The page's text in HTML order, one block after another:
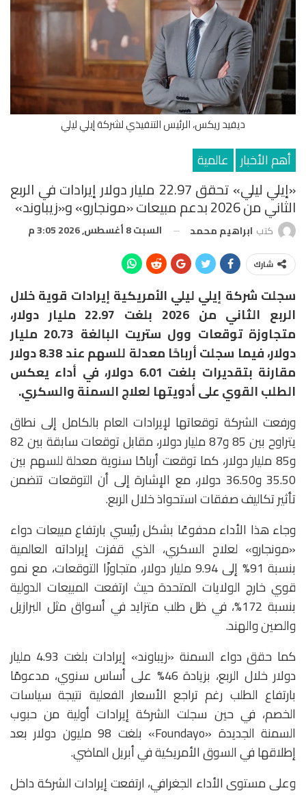
ديفيد ريكس، الرئيس التنفيذي لشركة إيلي ليلي
أهم الأخبار عالمية
«إيلي ليلي» تحقق 22.97 مليار دولار إيرادات في الربع
الثاني من 2026 بدعم مبيعات «مونجارو» و«زيباوند»
كتب ابراهيم محمد السبت 8 أغسطس, 2026 3:05 م
شارك
سجلت شركة إيلي ليلي الأمريكية إيرادات قوية خلال
الربع الثاني من 2026 بلغت 22.97 مليار دولار،
متجاوزة توقعات وول ستريت البالغة 20.73 مليار
دولار، فيما سجلت أرباحًا معدلة للسهم عند 8.38 دولار
مقارنة بتقديرات بلغت 6.01 دولار، في أداء يعكس
الطلب القوي على أدويتها لعلاج السمنة والسكري.
ورفعت الشركة توقعاتها لإيرادات العام بالكامل إلى نطاق
يتراوح بين 85 و87 مليار دولار، مقابل توقعات سابقة بين 82
و85 مليار دولار، كما توقعت أرباحًا سنوية معدلة للسهم بين
35.50 و36.50 دولار، مع الإشارة إلى أن التوقعات تتضمن
تأثير تكاليف صفقات استحواذ خلال الربع.
وجاء هذا الأداء مدفوعًا بشكل رئيسي بارتفاع مبيعات دواء
«مونجارو» لعلاج السكري، الذي قفزت إيراداته العالمية
بنسبة 91% إلى 9.94 مليار دولار، متجاوزًا التوقعات، مع نمو
قوي خارج الولايات المتحدة حيث ارتفعت المبيعات الدولية
بنسبة 172%، في ظل طلب متزايد في أسواق مثل البرازيل
والصين والهند.
كما حقق دواء السمنة «زيباوند» إيرادات بلغت 4.93 مليار
دولار خلال الربع، بزيادة 46% على أساس سنوي، مدعومًا
بارتفاع الطلب رغم تراجع الأسعار الفعلية نتيجة سياسات
الخصم، في حين سجلت الشركة إيرادات أولية من حبوب
السمنة الجديدة «Foundayo» بلغت 98 مليون دولار بعد
إطلاقها في السوق الأمريكية في أبريل الماضي.
وعلى مستوى الأداء الجغرافي، ارتفعت إيرادات الشركة داخل